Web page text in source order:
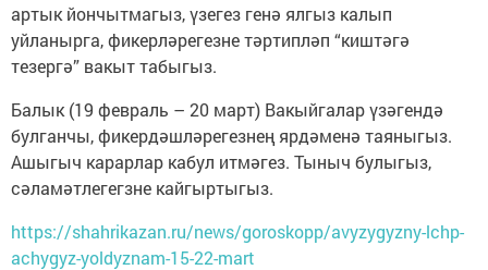
артык йончытмагыз, үзегез генә ялгыз калып
уйланырга, фикерләрегезне тәртипләп “киштәгә
тезергә” вакыт табыгыз.
Балык (19 февраль – 20 март) Вакыйгалар үзәгендә
булганчы, фикердәшләрегезнең ярдәменә таяныгыз.
Ашыгыч карарлар кабул итмәгез. Тыныч булыгыз,
сәламәтлегегзне кайгыртыгыз.
https://shahrikazan.ru/news/goroskopp/avyzygyzny-lchp-
achygyz-yoldyznam-15-22-mart